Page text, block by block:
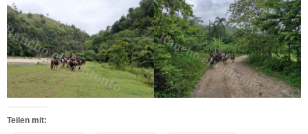
Teilen mit: